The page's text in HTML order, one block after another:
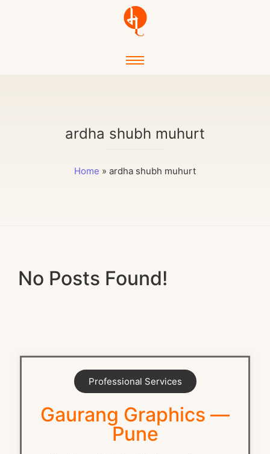
ardha shubh muhurt
Home » ardha shubh muhurt
No Posts Found!
Professional Services
Gaurang Graphics —
Pune